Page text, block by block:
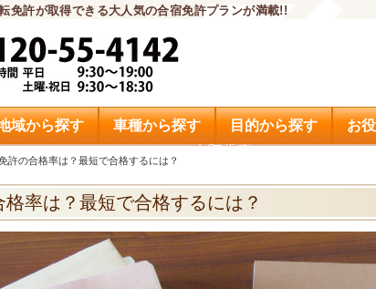
免許が取得できる大人気の合宿免許プランが満載!!
問合
域から探す 車種から探す 目的から探す お
許の合格率は？最短で合格するには？
率は？ 最短で合格するには？